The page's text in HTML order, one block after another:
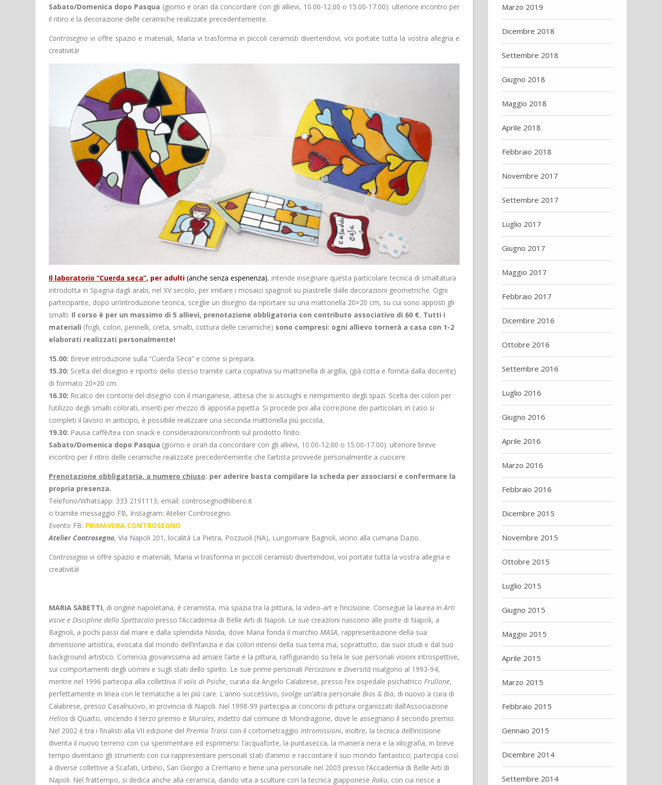
Sabato/Domenica dopo Pasqua (giorno e orari da concordare con gli allievi, 10.00-12.00 o 15.00-17.00): ulteriore incontro per
il ritiro e la decorazione delle ceramiche realizzate precedentemente.
Controsegno vi offre spazio e materiali, Maria vi trasforma in piccoli ceramisti divertendovi, voi portate tutta la vostra allegria e
creatività!
Il laboratorio “Cuerda seca”, per adulti(anche senza esperienza), intende insegnare questa particolare tecnica di smaltatura
introdotta in Spagna dagli arabi, nel XV secolo, per imitare i mosaici spagnoli su piastrelle dalle decorazioni geometriche. Ogni
partecipante, dopo un’introduzione teorica, sceglie un disegno da riportare su una mattonella 20×20 cm, su cui sono apposti gli
smalti. Il corso è per un massimo di 5 allievi, prenotazione obbligatoria con contributo associativo di 60 €. Tutti i
materiali (fogli, colori, pennelli, creta, smalti, cottura delle ceramiche) sono compresi: ogni allievo tornerà a casa con 1-2
elaborati realizzati personalmente!
15.00: Breve introduzione sulla “Cuerda Seca” e come si prepara.
15.30: Scelta del disegno e riporto dello stesso tramite carta copiativa su mattonella di argilla, (già cotta e fornita dalla docente)
di formato 20×20 cm.
16.30: Ricalco dei contorni del disegno con il manganese, attesa che si asciughi e riempimento degli spazi. Scelta dei colori per
l’utilizzo degli smalti colorati, inseriti per mezzo di apposita pipetta. Si procede poi alla correzione dei particolari; in caso si
completi il lavoro in anticipo, è possibile realizzare una seconda mattonella più piccola.
19.30: Pausa caffè/tea con snack e considerazioni/confronti sul prodotto finito.
Sabato/Domenica dopo Pasqua (giorno e orari da concordare con gli allievi, 10.00-12.00 o 15.00-17.00): ulteriore breve
incontro per il ritiro delle ceramiche realizzate precedentemente che l’artista provvede personalmente a cuocere.
Prenotazione obbligatoria, a numero chiuso: per aderire basta compilare la scheda per associarsi e confermare la
propria presenza.
Telefono/Whatsapp: 333 2191113, email: controsegno@libero.it
o tramite messaggio FB, Instagram: Atelier Controsegno.
Evento FB: PRIMAVERA CONTROSEGNO
Atelier Controsegno, Via Napoli 201, località La Pietra, Pozzuoli (NA), Lungomare Bagnoli, vicino alla cumana Dazio.
Controsegno vi offre spazio e materiali, Maria vi trasforma in piccoli ceramisti divertendovi, voi portate tutta la vostra allegria e
creatività!
MARIA SABETTI, di origine napoletana, è ceramista, ma spazia tra la pittura, la video-art e l’incisione. Consegue la laurea inArti
visive e Discipline dello Spettacolo presso l’Accademia di Belle Arti di Napoli. Le sue creazioni nascono alle porte di Napoli, a
Bagnoli, a pochi passi dal mare e dalla splendida Nisida, dove Maria fonda il marchio MASA, rappresentazione della sua
dimensione artistica, evocata dal mondo dell’infanzia e dai colori intensi della sua terra ma, soprattutto, dai suoi studi e dal suo
background artistico. Comincia giovanissima ad amare l’arte e la pittura, raffigurando su tela le sue personali visioni introspettive,
sui comportamenti degli uomini e sugli stati dello spirito. Le sue prime personali Percezionie Diversitàrisalgono al 1993-94,
mentre nel 1996 partecipa alla collettiva Il volo di Psiche, curata da Angelo Calabrese, presso l’ex ospedale psichatrico Frullone,
perfettamente in linea con le tematiche a lei più care. L’anno successivo, svolge un’altra personale Bios & Bia, di nuovo a cura di
Calabrese, presso Casalnuovo, in provincia di Napoli. Nel 1998-99 partecipa ai concorsi di pittura organizzati dall’Associazione
Heliosdi Quarto, vincendo il terzo premio e Murales, indetto dal comune di Mondragone, dove le assegnano il secondo premio.
Nel 2002 è tra i finalisti alla VII edizione del Premio Troisicon il cortometraggio Intromissioni, inoltre, la tecnica dell’incisione
diventa il nuovo terreno con cui sperimentare ed esprimersi: l’acquaforte, la puntasecca, la maniera nera e la xilografia, in breve
tempo diventano gli strumenti con cui rappresentare personali stati d’animo e raccontare il suo mondo fantastico; partecipa così
a diverse collettive a Scafati, Urbino, San Giorgio a Cremano e tiene una personale nel 2003 presso l’Accademia di Belle Arti di
Napoli. Nel frattempo, si dedica anche alla ceramica, dando vita a sculture con la tecnica giapponese Raku, con cui riesce a
Marzo 2019
Dicembre 2018
Settembre 2018
Giugno 2018
Maggio 2018
Aprile 2018
Febbraio 2018
Novembre 2017
Settembre 2017
Luglio 2017
Giugno 2017
Maggio 2017
Febbraio 2017
Dicembre 2016
Ottobre 2016
Settembre 2016
Luglio 2016
Giugno 2016
Aprile 2016
Marzo 2016
Febbraio 2016
Dicembre 2015
Novembre 2015
Ottobre 2015
Luglio 2015
Giugno 2015
Maggio 2015
Aprile 2015
Marzo 2015
Febbraio 2015
Gennaio 2015
Dicembre 2014
Settembre 2014